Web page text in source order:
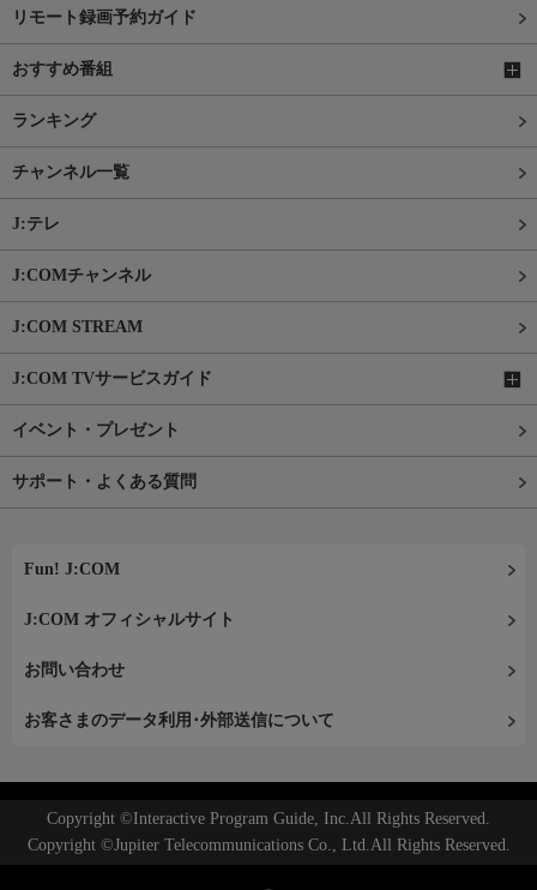
リモート録画予約ガイド
おすすめ番組
ランキング
チャンネル一覧
J:テレ
J:COMチャンネル
J:COM STREAM
J:COM TVサービスガイド
イベント・プレゼント
サポート・よくある質問
Fun! J:COM
J:COM オフィシャルサイト
お問い合わせ
お客さまのデータ利用･外部送信について
Copyright ©Interactive Program Guide, Inc.All Rights Reserved.
Copyright ©Jupiter Telecommunications Co., Ltd.All Rights Reserved.